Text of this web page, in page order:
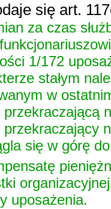
się art.
za czas
1/172
stałym
w
przekraczającą
przekraczający
się w górę
uposażenia.